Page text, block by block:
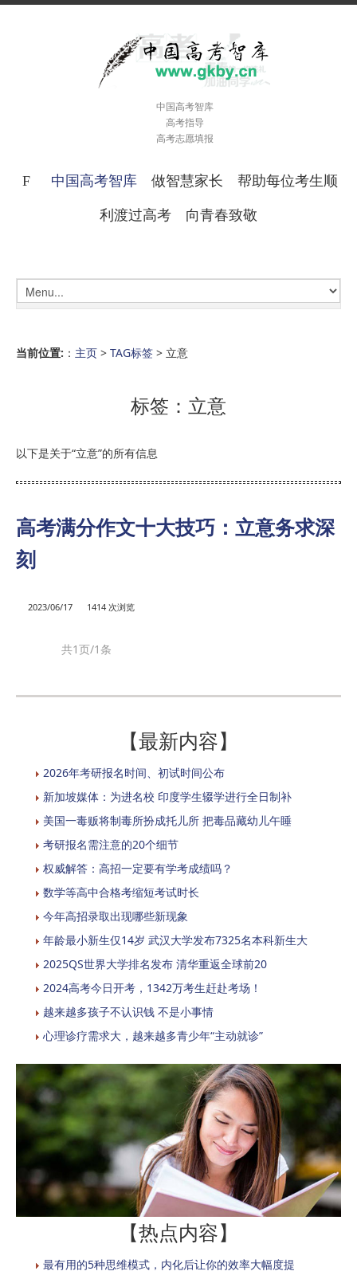
中国高考智库
高考指导
高考志愿填报
中国高考智库做智慧家长 帮助每位考生顺
利渡过高考 向青春致敬
当前位置: ： 主页 > TAG标签 > 立意
标签：立意
以下是关于“立意”的所有信息
高考满分作文十大技巧：立意务求深
刻
2023/06/17 1414 次浏览
共1页/1条
【最新内容】
2026年考研报名时间、初试时间公布
新加坡媒体：为进名校 印度学生辍学进行全日制补
美国一毒贩将制毒所扮成托儿所 把毒品藏幼儿午睡
考研报名需注意的20个细节
权威解答：高招一定要有学考成绩吗？
数学等高中合格考缩短考试时长
今年高招录取出现哪些新现象
年龄最小新生仅14岁 武汉大学发布7325名本科新生大
2025QS世界大学排名发布 清华重返全球前20
2024高考今日开考，1342万考生赶赴考场！
越来越多孩子不认识钱 不是小事情
心理诊疗需求大，越来越多青少年“主动就诊”
【热点内容】
最有用的5种思维模式，内化后让你的效率大幅度提